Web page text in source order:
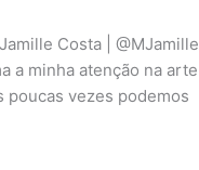
Costa | @MJamille
a minha atenção na arte
poucas vezes podemos